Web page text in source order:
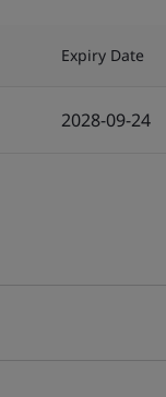
Expiry Date
2028-09-24